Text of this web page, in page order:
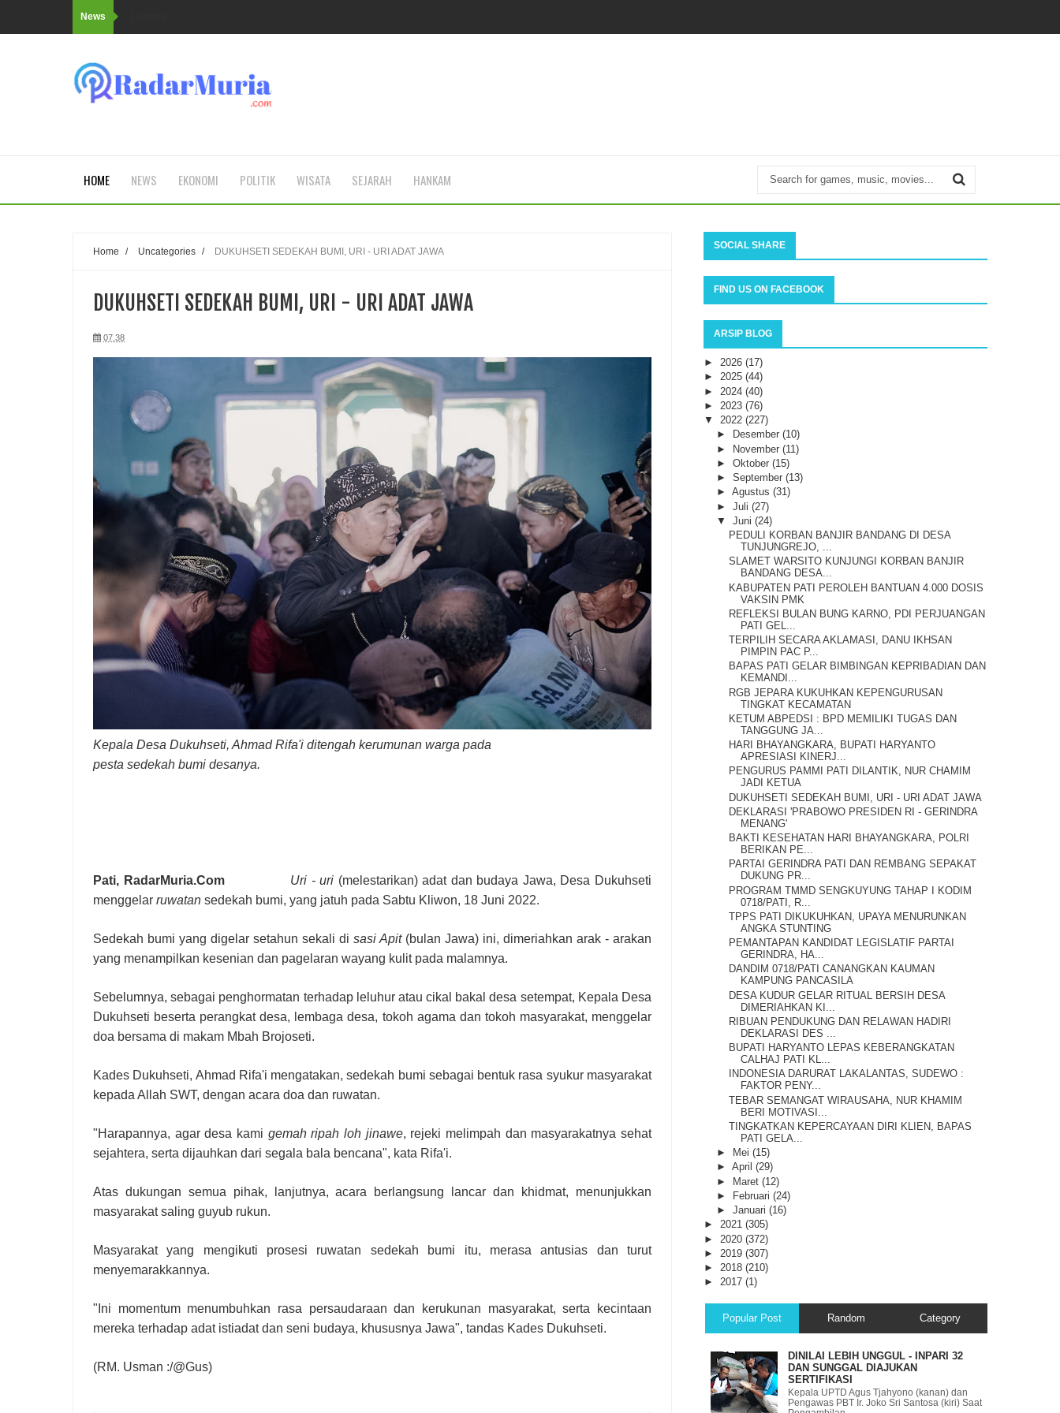
News
HOME NEWS EKONOMI POLITIK WISATA SEJARAH HANKAM
Home / Uncategories / DUKUHSETI SEDEKAH BUMI, URI - URI ADAT JAWA
DUKUHSETI SEDEKAH BUMI, URI - URI ADAT JAWA
07.38
Kepala Desa Dukuhseti, Ahmad Rifa'i ditengah kerumunan warga pada
pesta sedekah bumi desanya.
Pati, RadarMuria.Com Uri - uri (melestarikan) adat dan budaya Jawa, Desa Dukuhseti
menggelar ruwatan sedekah bumi, yang jatuh pada Sabtu Kliwon, 18 Juni 2022.
Sedekah bumi yang digelar setahun sekali di sasi Apit(bulan Jawa) ini, dimeriahkan arak - arakan
yang menampilkan kesenian dan pagelaran wayang kulit pada malamnya.
Sebelumnya, sebagai penghormatan terhadap leluhur atau cikal bakal desa setempat, Kepala Desa
Dukuhseti beserta perangkat desa, lembaga desa, tokoh agama dan tokoh masyarakat, menggelar
doa bersama di makam Mbah Brojoseti.
Kades Dukuhseti, Ahmad Rifa'i mengatakan, sedekah bumi sebagai bentuk rasa syukur masyarakat
kepada Allah SWT, dengan acara doa dan ruwatan.
"Harapannya, agar desa kami gemah ripah loh jinawe, rejeki melimpah dan masyarakatnya sehat
sejahtera, serta dijauhkan dari segala bala bencana", kata Rifa'i.
Atas dukungan semua pihak, lanjutnya, acara berlangsung lancar dan khidmat, menunjukkan
masyarakat saling guyub rukun.
Masyarakat yang mengikuti prosesi ruwatan sedekah bumi itu, merasa antusias dan turut
menyemarakkannya.
"Ini momentum menumbuhkan rasa persaudaraan dan kerukunan masyarakat, serta kecintaan
mereka terhadap adat istiadat dan seni budaya, khususnya Jawa", tandas Kades Dukuhseti.
(RM. Usman :/@Gus)
SOCIAL SHARE
FIND US ON FACEBOOK
ARSIP BLOG
► 2026 (17)
► 2025 (44)
► 2024 (40)
► 2023 (76)
▼ 2022 (227)
►
Desember (10)
► November (11)
► Oktober (15)
► September (13)
► Agustus (31)
► Juli (27)
▼ Juni (24)
PEDULI KORBAN BANJIR BANDANG DI DESA
TUNJUNGREJO, ...
SLAMET WARSITO KUNJUNGI KORBAN BANJIR
BANDANG DESA...
KABUPATEN PATI PEROLEH BANTUAN 4.000 DOSIS
VAKSIN PMK
REFLEKSI BULAN BUNG KARNO, PDI PERJUANGAN
PATI GEL...
TERPILIH SECARA AKLAMASI, DANU IKHSAN
PIMPIN PAC P...
BAPAS PATI GELAR BIMBINGAN KEPRIBADIAN DAN
KEMANDI...
RGB JEPARA KUKUHKAN KEPENGURUSAN
TINGKAT KECAMATAN
KETUM ABPEDSI : BPD MEMILIKI TUGAS DAN
TANGGUNG JA...
HARI BHAYANGKARA, BUPATI HARYANTO
APRESIASI KINERJ...
PENGURUS PAMMI PATI DILANTIK, NUR CHAMIM
JADI KETUA
DUKUHSETI SEDEKAH BUMI, URI - URI ADAT JAWA
DEKLARASI 'PRABOWO PRESIDEN RI - GERINDRA
MENANG'
BAKTI KESEHATAN HARI BHAYANGKARA, POLRI
BERIKAN PE...
PARTAI GERINDRA PATI DAN REMBANG SEPAKAT
DUKUNG PR...
PROGRAM TMMD SENGKUYUNG TAHAP I KODIM
0718/PATI, R...
TPPS PATI DIKUKUHKAN, UPAYA MENURUNKAN
ANGKA STUNTING
PEMANTAPAN KANDIDAT LEGISLATIF PARTAI
GERINDRA, HA...
DANDIM 0718/PATI CANANGKAN KAUMAN
KAMPUNG PANCASILA
DESA KUDUR GELAR RITUAL BERSIH DESA
DIMERIAHKAN KI...
RIBUAN PENDUKUNG DAN RELAWAN HADIRI
DEKLARASI DES ...
BUPATI HARYANTO LEPAS KEBERANGKATAN
CALHAJ PATI KL...
INDONESIA DARURAT LAKALANTAS, SUDEWO :
FAKTOR PENY...
TEBAR SEMANGAT WIRAUSAHA, NUR KHAMIM
BERI MOTIVASI...
TINGKATKAN KEPERCAYAAN DIRI KLIEN, BAPAS
PATI GELA...
►
Mei (15)
► April (29)
► Maret (12)
►
Februari (24)
► Januari (16)
► 2021 (305)
► 2020 (372)
► 2019 (307)
► 2018 (210)
► 2017 (1)
Popular Post Random Category
DINILAI LEBIH UNGGUL - INPARI 32
DAN SUNGGAL DIAJUKAN
SERTIFIKASI
Kepala UPTD Agus Tjahyono (kanan) dan
Pengawas PBT Ir. Joko Sri Santosa (kiri) Saat